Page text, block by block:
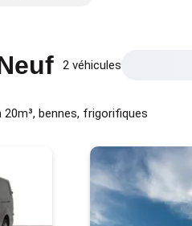
2 véhicules
bennes, frigorifiques